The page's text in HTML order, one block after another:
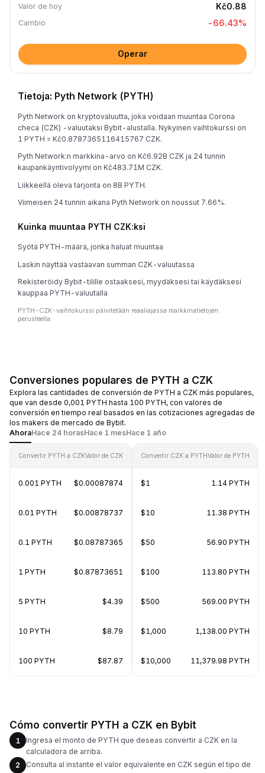
Valor de hoy Kč0.88
Cambio -66.43%
Operar
Tietoja: Pyth Network (PYTH)
Pyth Network on kryptovaluutta, joka voidaan muuntaa Corona
checa (CZK) -valuutaksi Bybit-alustalla. Nykyinen vaihtokurssi on
1 PYTH = Kč0.8787365116415767 CZK.
Pyth Network:n markkina-arvo on Kč6.92B CZK ja 24 tunnin
kaupankäyntivolyymi on Kč483.71M CZK.
Liikkeellä oleva tarjonta on 8B PYTH.
Viimeisen 24 tunnin aikana Pyth Network on noussut 7.66%.
Kuinka muuntaa PYTH CZK:ksi
Syötä PYTH-määrä, jonka haluat muuntaa
Laskin näyttää vastaavan summan CZK-valuutassa
Rekisteröidy Bybit-tilille ostaaksesi, myydäksesi tai käydäksesi
kauppaa PYTH-valuutalla
PYTH-CZK-vaihtokurssi päivitetään reaaliajassa markkinatietojen
perusteella.
Conversiones populares de PYTH a CZK
Explora las cantidades de conversión de PYTH a CZK más populares,
que van desde 0,001 PYTH hasta 100 PYTH, con valores de
conversión en tiempo real basados en las cotizaciones agregadas de
los makers de mercado de Bybit.
AhoraHace 24 horasHace 1 mesHace 1 año
Convertir PYTH a CZKValor de CZK
0.001 PYTH $0.00087874
0.01 PYTH $0.00878737
0.1 PYTH $0.08787365
1 PYTH $0.87873651
5 PYTH $4.39
10 PYTH $8.79
100 PYTH $87.87
Convertir CZK a PYTHValor de PYTH
$1 1.14 PYTH
$10 11.38 PYTH
$50 56.90 PYTH
$100 113.80 PYTH
$500 569.00 PYTH
$1,000 1,138.00 PYTH
$10,000 11,379.98 PYTH
Cómo convertir PYTH a CZK en Bybit
1
Ingresa el monto de PYTH que deseas convertir a CZK en la
calculadora de arriba.
2
Consulta al instante el valor equivalente en CZK según el tipo de